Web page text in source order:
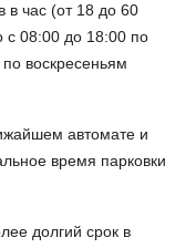
в час (от 18 до 60
с 08:00 до 18:00 по
воскресеньям
автомате и
время парковки
долгий срок в